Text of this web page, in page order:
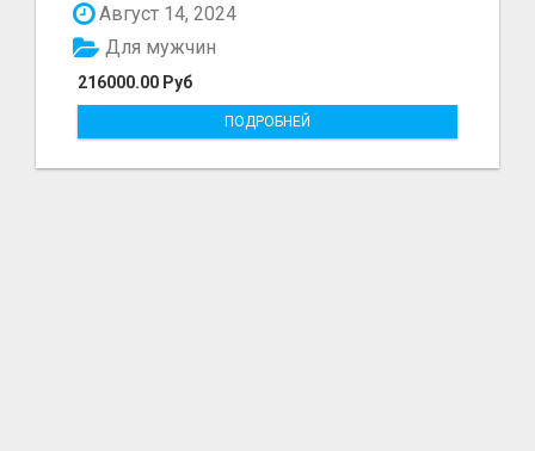
Август 14, 2024
216000.00 Руб
Для мужчин
ПОДРОБНЕЙ